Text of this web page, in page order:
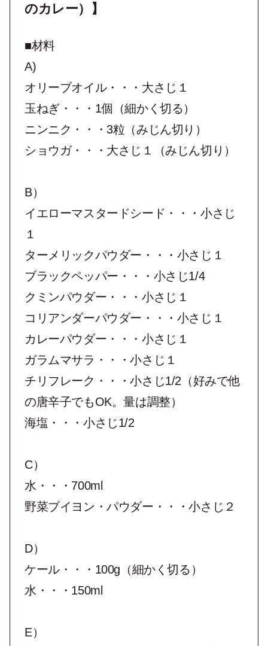
のカレー）】
■材料
A)
オリーブオイル・・・⼤さじ１
⽟ねぎ・・・1個（細かく切る）
ニンニク・・・3粒（みじん切り）
ショウガ・・・⼤さじ１（みじん切り）
B）
イエローマスタードシード・・・⼩さじ
１
ターメリックパウダー・・・⼩さじ１
ブラックペッパー・・・⼩さじ1/4
クミンパウダー・・・⼩さじ１
コリアンダーパウダー・・・⼩さじ１
カレーパウダー・・・⼩さじ１
ガラムマサラ・・・⼩さじ１
チリフレーク・・・⼩さじ1/2（好みで他
の唐⾟⼦でもOK。量は調整）
海塩・・・⼩さじ1/2
C）
⽔・・・700ml
野菜ブイヨン・パウダー・・・⼩さじ２
D）
ケール・・・100g（細かく切る）
⽔・・・150ml
E）